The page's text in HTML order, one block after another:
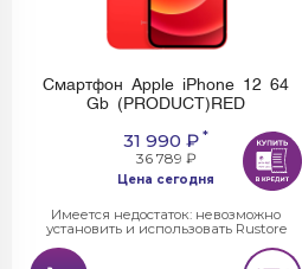
Смартфон Apple iPhone 12 64
Gb (PRODUCT)RED
31 990 ₽ *
36 789 ₽
Цена сегодня
Имеется недостаток: невозможно
установить и использовать Rustore